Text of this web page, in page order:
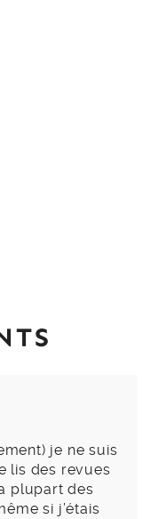
je ne suis
lis des revues
plupart des
si j’étais